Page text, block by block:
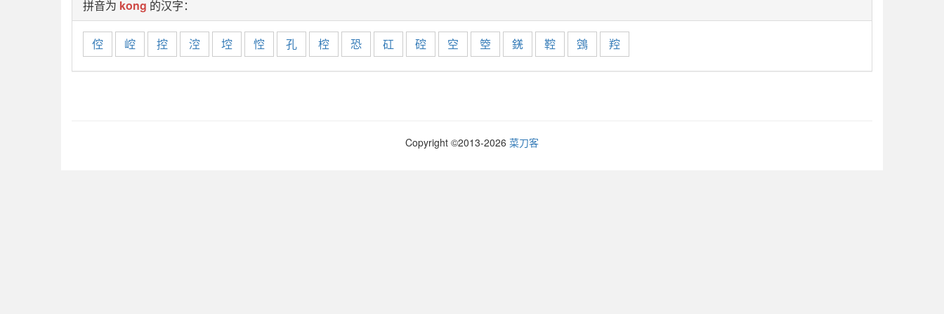
拼音为 kong 的汉字：
倥 崆 控 涳 埪 悾 孔 椌 恐 矼 硿 空 箜 錓 鞚 鵼 羫
Copyright ©2013-2026 菜刀客